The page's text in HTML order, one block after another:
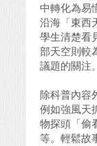
中轉化為易
沿海「東西
學生清楚看
部天空則較
議題的關注。
除科普內容
例如強風天
物探頭「偷
等。輕鬆故